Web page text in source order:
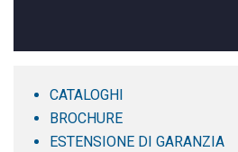
CATALOGHI
BROCHURE
ESTENSIONE DI GARANZIA